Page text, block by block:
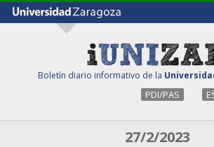
Boletín diario informativo de la
PDI/PAS
27/2/2023